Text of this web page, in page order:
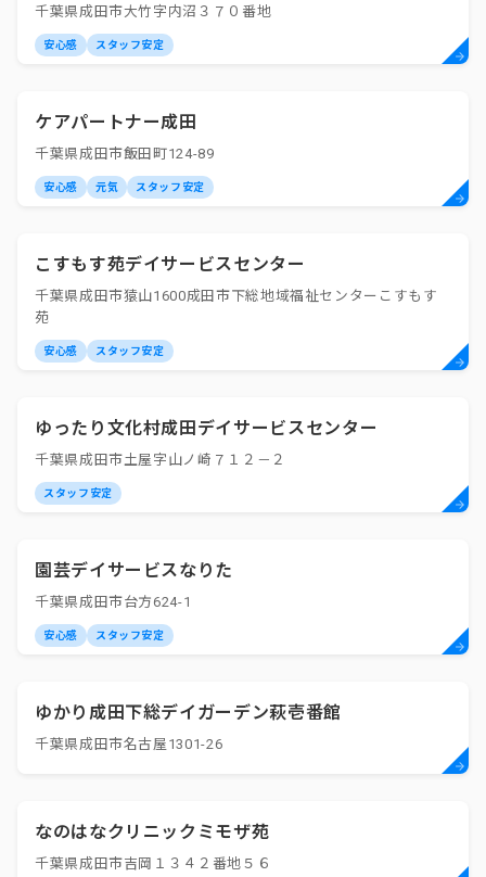
千葉県成田市大竹字内沼３７０番地
安心感 スタッフ安定
ケアパートナー成田
千葉県成田市飯田町124-89
安心感 元気 スタッフ安定
こすもす苑デイサービスセンター
千葉県成田市猿山1600成田市下総地域福祉センターこすもす
苑
安心感 スタッフ安定
ゆったり文化村成田デイサービスセンター
千葉県成田市土屋字山ノ崎７１２－２
スタッフ安定
園芸デイサービスなりた
千葉県成田市台方624-1
安心感 スタッフ安定
ゆかり成田下総デイガーデン萩壱番館
千葉県成田市名古屋1301-26
なのはなクリニックミモザ苑
千葉県成田市吉岡１３４２番地５６